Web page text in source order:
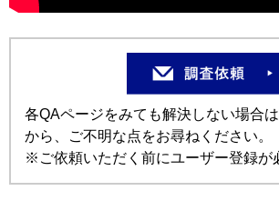
各QAページをみても解決しない場合
から、ご不明な点をお尋ねください。
※ご依頼いただく前にユーザー登録が